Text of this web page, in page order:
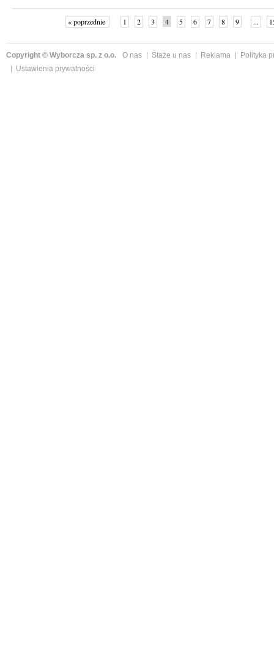
« poprzednie 1 2 3 4 5 6 7 8 9 ...
Copyright © Wyborcza sp. z o.o. O nas Staże u nas Reklama
Polityka
Ustawienia prywatności